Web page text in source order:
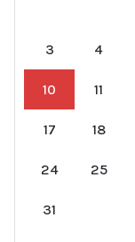
3 4
10 11
17 18
24 25
31